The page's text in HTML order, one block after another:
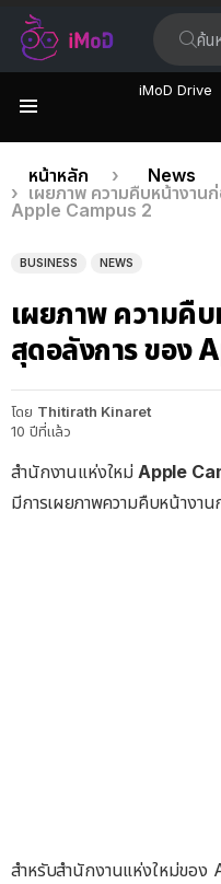
iMoD Drive
เรื่อง
ล่าสุด
คุณอยู่ที่นี่:
หน้าหลัก
News
เผยภาพ ความคืบหน้างาน
Apple Campus 2
BUSINESS NEWS
เผยภาพ ความคืบ
สุดอลังการ ของ
โดย Thitirath Kinaret
10 ปีที่แล้ว
สำนักงานแห่งใหม่ Apple
มีการเผยภาพความคืบหน้างา
สำหรับสำนักงานแห่งใหม่ขอ